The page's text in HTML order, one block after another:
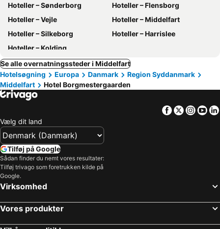
Hoteller – Sønderborg
Hoteller – Flensborg
Hoteller – Vejle
Hoteller – Middelfart
Hoteller – Silkeborg
Hoteller – Harrislee
Hoteller – Kolding
Se alle overnatningssteder i Middelfart
Hotelsøgning
Europa Danmark
Region Syddanmark
Middelfart
Hotel Borgmestergaarden
Facebook
Twitter
Vælg dit land
Tilføj på Google
Sådan finder du nemt vores resultater:
Tilføj trivago som foretrukken kilde på
Google.
Virksomhed
Vores produkter